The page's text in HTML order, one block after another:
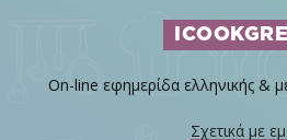
On-line εφημερίδα ελληνικής &
Σχετικά με